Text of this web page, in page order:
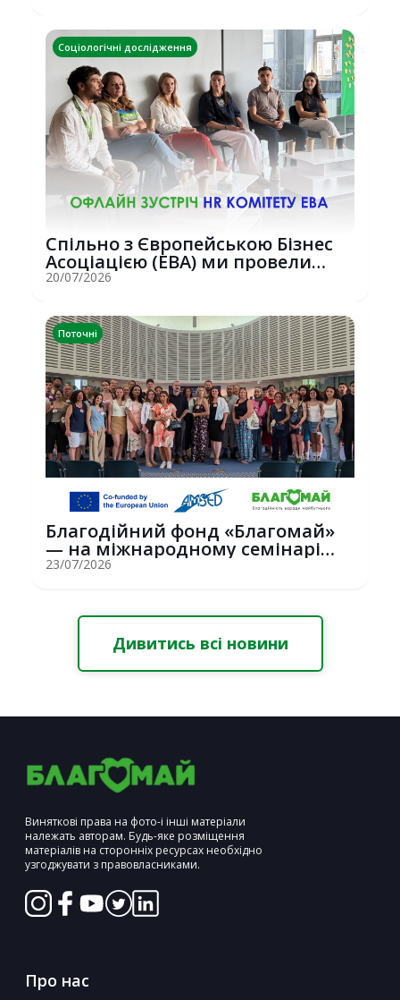
Соціологічні дослідження
Спільно з Європейською Бізнес
Асоціацією (EBA) ми провели
потужну о...
20/07/2026
Поточні
Благодійний фонд «Благомай»
— на міжнародному семінарі
Erasmus+ у С...
23/07/2026
Дивитись всі новини
Виняткові права на фото-і інші матеріали
належать авторам. Будь-яке розміщення
матеріалів на сторонніх ресурсах необхідно
узгоджувати з правовласниками.
Про нас